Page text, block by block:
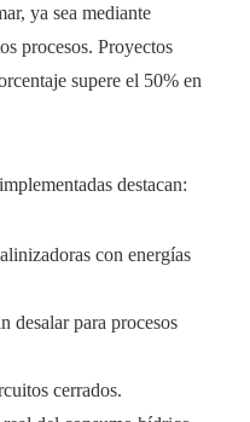
ya sea mediante
procesos. Proyectos
supere el 50% en
destacan:
con energías
desalar para procesos
cerrados.